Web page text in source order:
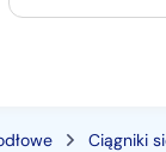
Ciągniki